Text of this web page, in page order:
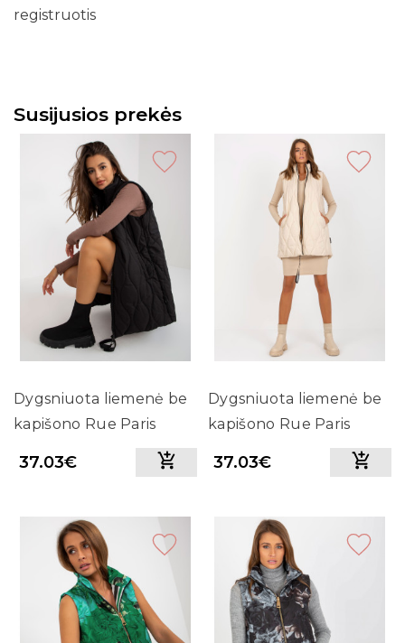
registruotis
Susijusios prekės
Dygsniuota liemenė be
kapišono Rue Paris
37.03€
Dygsniuota liemenė be
kapišono Rue Paris
37.03€